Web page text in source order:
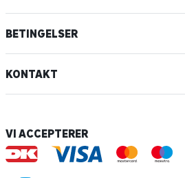
BETINGELSER
KONTAKT
VI ACCEPTERER